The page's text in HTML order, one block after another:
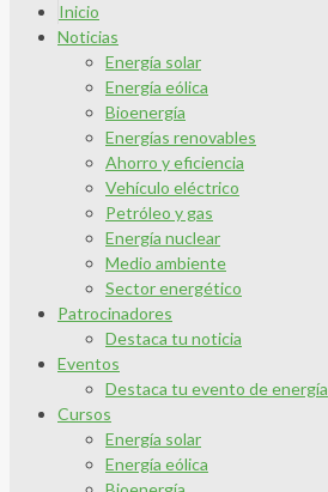
Inicio
Noticias
Energía solar
Energía eólica
Bioenergía
Energías renovables
Ahorro y eficiencia
Vehículo eléctrico
Petróleo y gas
Energía nuclear
Medio ambiente
Sector energético
Patrocinadores
Destaca tu noticia
Eventos
Destaca tu evento de energía
Cursos
Energía solar
Energía eólica